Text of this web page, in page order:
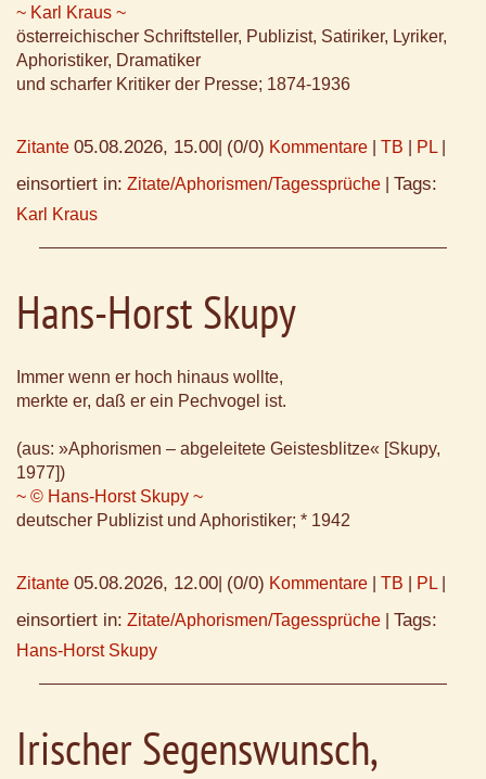
~ Karl Kraus ~
österreichischer Schriftsteller, Publizist, Satiriker, Lyriker,
Aphoristiker, Dramatiker
und scharfer Kritiker der Presse; 1874-1936
Zitante 05.08.2026, 15.00 (0/0) Kommentare TB PL
einsortiert in: Zitate/Aphorismen/Tagessprüche Tags:
Karl Kraus
Hans-Horst Skupy
Immer wenn er hoch hinaus wollte,
merkte er, daß er ein Pechvogel ist.
(aus: »Aphorismen – abgeleitete Geistesblitze« [Skupy,
1977])
~ © Hans-Horst Skupy ~
deutscher Publizist und Aphoristiker; * 1942
Zitante 05.08.2026, 12.00 (0/0) Kommentare TB PL
einsortiert in: Zitate/Aphorismen/Tagessprüche Tags:
Hans-Horst Skupy
Irischer Segenswunsch,